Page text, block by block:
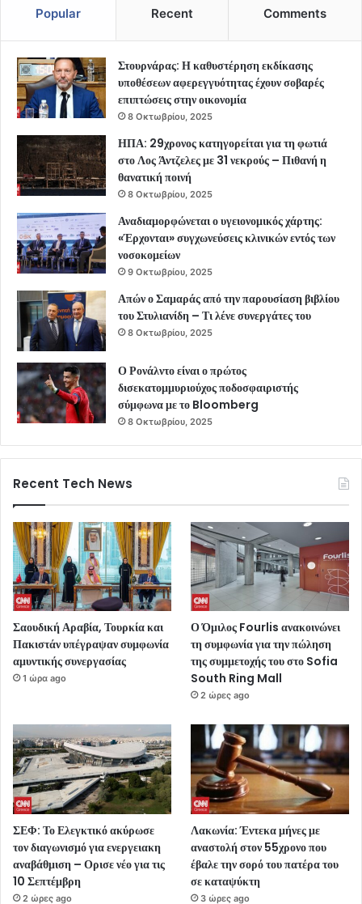
Popular Recent Comments
Στουρνάρας: Η καθυστέρηση εκδίκασης
υποθέσεων αφερεγγυότητας έχουν σοβαρές
επιπτώσεις στην οικονομία
8 Οκτωβρίου, 2025
ΗΠΑ: 29χρονος κατηγορείται για τη φωτιά
στο Λος Άντζελες με 31 νεκρούς – Πιθανή η
θανατική ποινή
8 Οκτωβρίου, 2025
Αναδιαμορφώνεται ο υγειονομικός χάρτης:
«Έρχονται» συγχωνεύσεις κλινικών εντός των
νοσοκομείων
9 Οκτωβρίου, 2025
Απών ο Σαμαράς από την παρουσίαση βιβλίου
του Στυλιανίδη – Τι λένε συνεργάτες του
8 Οκτωβρίου, 2025
Ο Ρονάλντο είναι ο πρώτος
δισεκατομμυριούχος ποδοσφαιριστής
σύμφωνα με το Bloomberg
8 Οκτωβρίου, 2025
Recent Tech News
Σαουδική Αραβία, Τουρκία και
Πακιστάν υπέγραψαν συμφωνία
αμυντικής συνεργασίας
1 ώρα ago
Ο Όμιλος Fourlis ανακοινώνει
τη συμφωνία για την πώληση
της συμμετοχής του στο Sofia
South Ring Mall
2 ώρες ago
ΣΕΦ: Το Ελεγκτικό ακύρωσε
τον διαγωνισμό για ενεργειακη
αναβάθμιση – Ορισε νέο για τις
10 Σεπτέμβρη
2 ώρες ago
Λακωνία: Έντεκα μήνες με
αναστολή στον 55χρονο που
έβαλε την σορό του πατέρα του
σε καταψύκτη
3 ώρες ago